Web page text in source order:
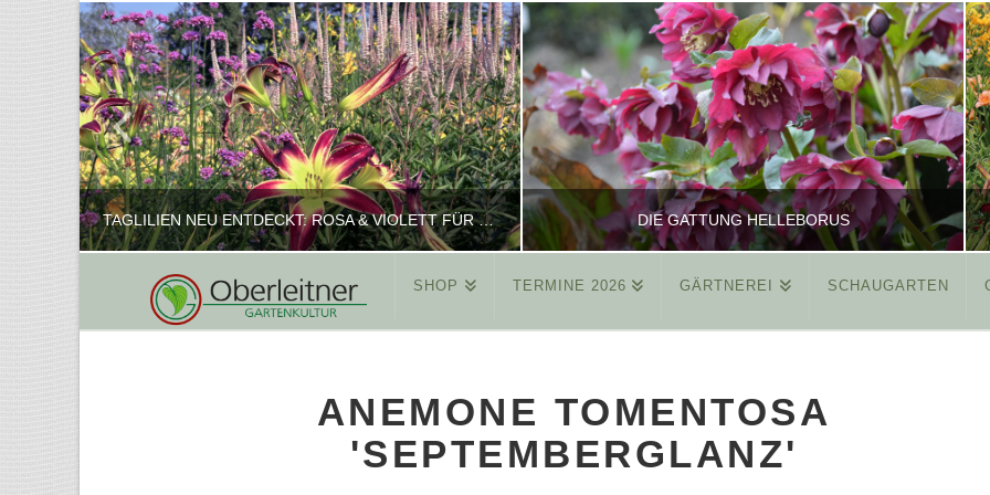
TAGLILIEN NEU ENTDECKT: ROSA & VIOLETT FÜR ROMANTISCHE PFLANZKOMBINATIONEN
REINHARD
FEBRUAR 16, 2025
DIE GATTUNG HELLEBORUS
REINHARD
MÄRZ 26, 2015
SHOP TERMINE 2026 GÄRTNEREI SCHAUGARTEN
ANEMONE TOMENTOSA
'SEPTEMBERGLANZ'